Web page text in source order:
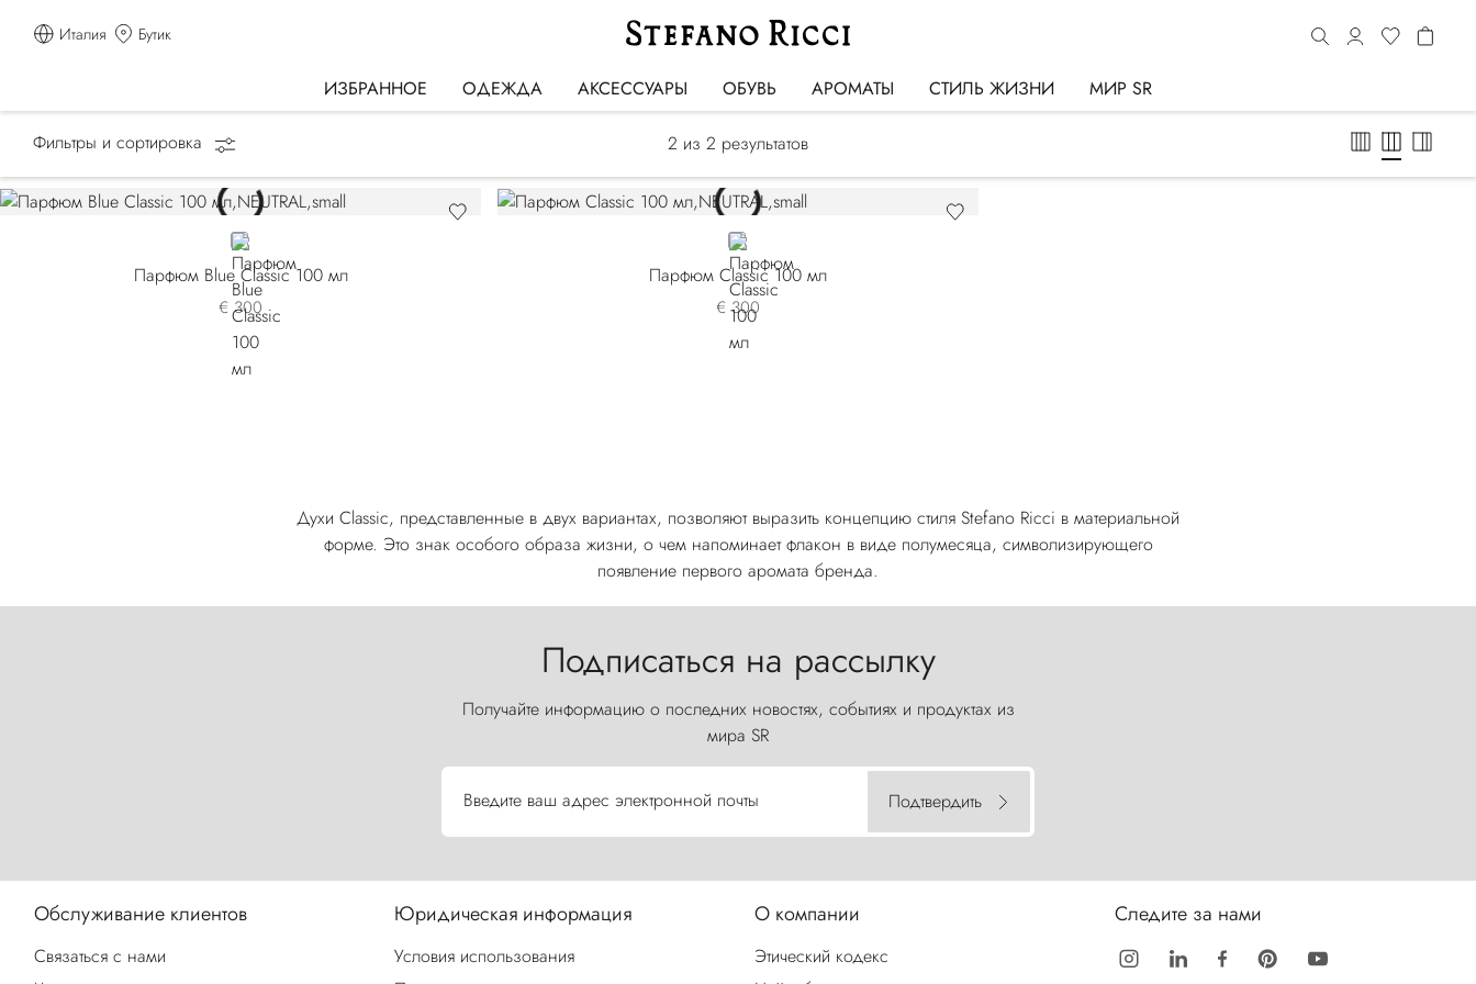
Италия Бутик
ИЗБРАННОЕ ОДЕЖДА АКСЕССУАРЫ ОБУВЬ АРОМАТЫ СТИЛЬ ЖИЗНИ МИР SR
Главная страница АРОМАТЫ
Classic
Фильтры и сортировка 2 из 2 результатов
NEUTRAL
Парфюм Blue Classic 100 мл
€ 300
NEUTRAL
Парфюм Classic 100 мл
€ 300
Духи Classic, представленные в двух вариантах, позволяют выразить концепцию стиля Stefano Ricci в материальной
форме. Это знак особого образа жизни, о чем напоминает флакон в виде полумесяца, символизирующего
появление первого аромата бренда.
Подписаться на рассылку
Получайте информацию о последних новостях, событиях и продуктах из
мира SR
Введите ваш адрес электронной почты Подтвердить
Обслуживание клиентов
Связаться с нами
Юридическая информация
Условия использования
О компании
Этический кодекс
Следите за нами